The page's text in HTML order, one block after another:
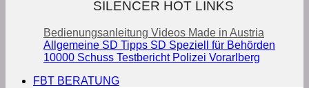
SILENCER HOT LINKS
Bedienungsanleitung Videos Made in Austria
Allgemeine SD Tipps SD Speziell für Behörden
10000 Schuss Testbericht Polizei Vorarlberg
FBT BERATUNG